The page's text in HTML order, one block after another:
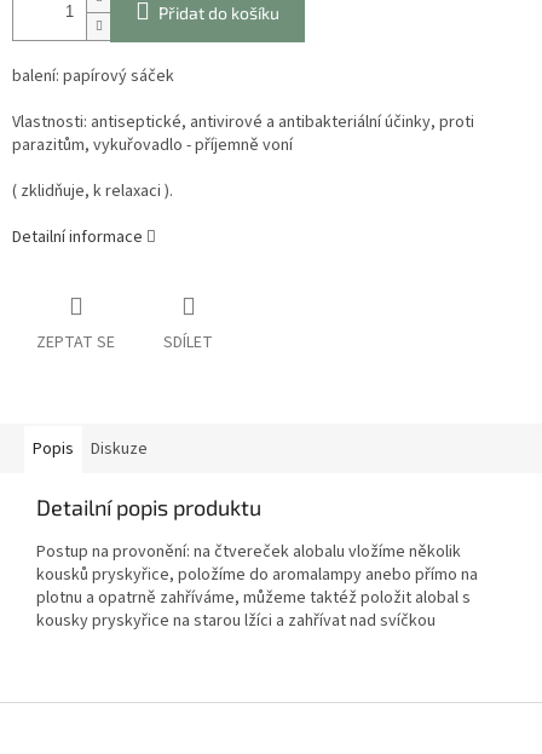
Přidat do košíku
balení: papírový sáček
Vlastnosti: antiseptické, antivirové a antibakteriální účinky, proti
parazitům, vykuřovadlo - příjemně voní
( zklidňuje, k relaxaci ).
Detailní informace
ZEPTAT SE SDÍLET
Popis Diskuze
Detailní popis produktu
Postup na provonění: na čtvereček alobalu vložíme několik
kousků pryskyřice, položíme do aromalampy anebo přímo na
plotnu a opatrně zahříváme, můžeme taktéž položit alobal s
kousky pryskyřice na starou lžíci a zahřívat nad svíčkou